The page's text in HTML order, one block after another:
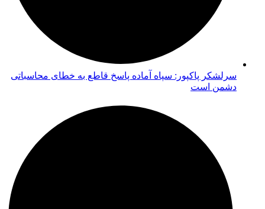
سرلشکر پاکپور: سپاه آماده پاسخ قاطع به خطای محاسباتی
دشمن است